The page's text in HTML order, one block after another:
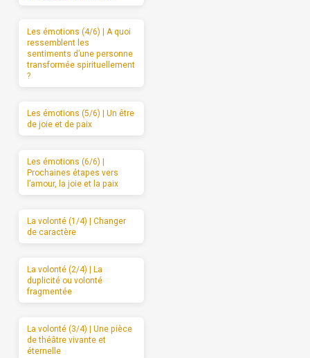
Les émotions (4/6) | A quoi
ressemblent les
sentiments d’une personne
transformée spirituellement
?
Les émotions (5/6) | Un être
de joie et de paix
Les émotions (6/6) |
Prochaines étapes vers
l’amour, la joie et la paix
La volonté (1/4) | Changer
de caractère
La volonté (2/4) | La
duplicité ou volonté
fragmentée
La volonté (3/4) | Une pièce
de théâtre vivante et
éternelle